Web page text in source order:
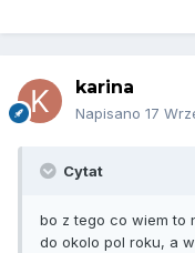
karina
Napisano 17
Cytat
bo z tego co wiem to
do okolo pol roku, a